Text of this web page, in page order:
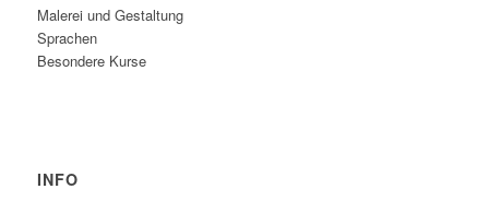
Malerei und Gestaltung
Sprachen
Besondere Kurse
INFO